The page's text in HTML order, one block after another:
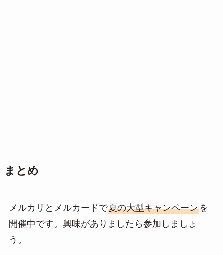
まとめ
メルカリとメルカードで夏の大型キャンペーンを
開催中です。興味がありましたら参加しましょ
う。